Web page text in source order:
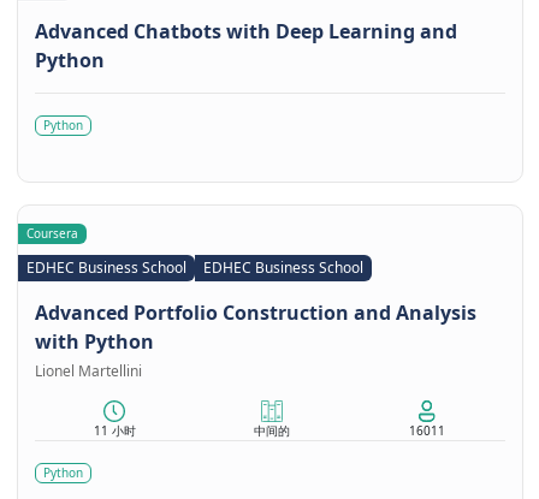
Advanced Chatbots with Deep Learning and
Python
Python
Coursera
EDHEC Business School EDHEC Business School
Advanced Portfolio Construction and Analysis
with Python
Lionel Martellini
11 小时 中间的 16011
Python